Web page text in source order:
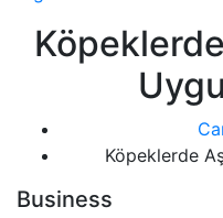
Köpeklerde
Business